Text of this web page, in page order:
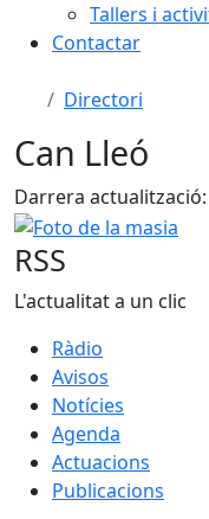
Tallers i
Contactar
Directori
Can Lleó
Darrera
Foto de la masia
RSS
L'actualitat a un clic
Ràdio
Avisos
Notícies
Agenda
Actuacions
Publicacions